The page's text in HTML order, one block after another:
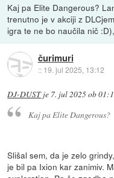
Kaj pa Elite Dangerous?
trenutno je v akciji z
igra te ne bo naučila nič
čurimuri
:: 19. jul 2025, 13:12
DJ-DUSTje 7. jul 2025 ob
Kaj pa Elite Dangerous?
Slišal sem, da je zelo
je bil pa Ixion kar zanimiv.